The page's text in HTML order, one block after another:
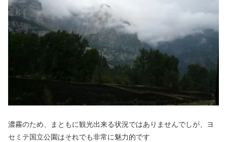
濃霧のため、まともに観光出来る状況ではありませんでしが、ヨ
セミテ国立公園はそれでも非常に魅力的です